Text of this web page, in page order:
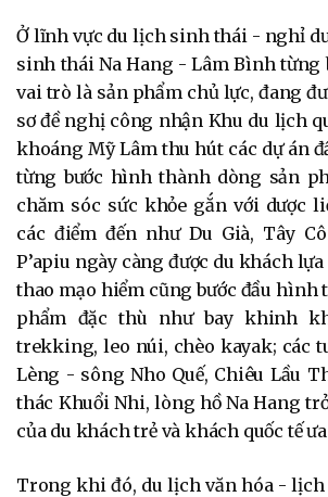
Ở lĩnh vực du lịch sinh thái - nghỉ
sinh thái Na Hang - Lâm Bình từng
vai trò là sản phẩm chủ lực, đang
sơ đề nghị công nhận Khu du lịch
khoáng Mỹ Lâm thu hút các dự án
từng bước hình thành dòng sản
chăm sóc sức khỏe gắn với dược
các điểm đến như Du Già, Tây
P’apiu ngày càng được du khách
thao mạo hiểm cũng bước đầu hình
phẩm đặc thù như bay khinh
trekking, leo núi, chèo kayak; các
Lèng - sông Nho Quế, Chiêu Lầu
thác Khuổi Nhi, lòng hồ Na Hang
của du khách trẻ và khách quốc tế
Trong khi đó, du lịch văn hóa - lịch